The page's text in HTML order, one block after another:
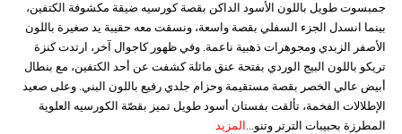
جمبسوت طويل باللون الأسود الداكن بقصة كورسيه ضيقة مكشوفة الكتفين،
بينما انسدل الجزء السفلي بقصة واسعة، ونسقت معه حقيبة يد صغيرة باللون
الأصفر الزبدي ومجوهرات ذهبية ناعمة. وفي ظهور كاجوال آخر، ارتدت كنزة
تريكو باللون البيج الوردي بفتحة عنق مائلة كشفت عن أحد الكتفين، مع بنطال
أبيض عالي الخصر بقصة مستقيمة وحزام جلدي رفيع باللون البني. وعلى صعيد
الإطلالات الفخمة، تألقت بفستان أسود طويل تميز بقصّة الكورسيه العلوية
المطرزة بحبيبات الترتر وتنو... المزيد